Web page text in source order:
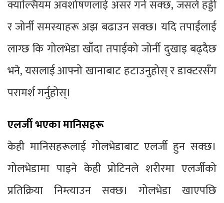
क्याल्सियम अवशोषणलाई असर गर्न सक्छ, जसले हड्डी
र जोर्नी समस्याहरू अझ बढाउन सक्छ। यदि तपाईंलाई
लाग्छ कि गोलभेडा खाँदा तपाईंको जोर्नी दुखाइ बढ्दैछ
भने, यसलाई आफ्नो खानाबाट हटाउनुहोस् र डाक्टरसँग
परामर्श गर्नुहोस्।
एलर्जी भएका मानिसहरू
केही मानिसहरूलाई गोलभेडाबाट एलर्जी हुन सक्छ।
गोलभेडामा पाइने केही प्रोटिनले शरीरमा एलर्जीको
प्रतिक्रिया निम्त्याउन सक्छ। गोलभेडा खाएपछि